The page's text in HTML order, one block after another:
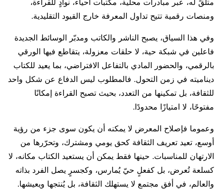
ومنصات رقمية تتيح تداول المعرفة خارج القيود التقليدية.
وفي هذا السياق، يصبح الناشر والكاتب ومدبّر الوسائط الجديدة
فاعلين في شبكة حية، لا حلقات معزولة، يتقاطع فيها الورقي
بالرقمي، والحضور المادي بالتفاعل الافتراضي، بما يعيد للكتاب
ديناميته في زمن التحول. فالمطلوب ليس الدفاع عن شكل واحد
للثقافة، بل تمكينها من التعدد، بحيث تصبح القراءة إمكانًا
مفتوحًا، لا امتيازًا محدودًا.
وعموما فإصلاح المعرض لا يمكنه أن يكون سوى جزء من رؤية
أوسع، تعيد تعريف الثقافة كحق يومي ومشترك، وتحرّرها من
الارتهان للمناسبات. حينها فقط يمكن أن يستعيد الكتاب مكانه، لا
كسلعة تُعرض، بل كفعلٍ حيّ يُمارس، وكجسرٍ يصل الفرد بذاته
والعالم، في أفق مجتمع لا يستهلك الثقافة، بل يُنتجها ويعيشها.